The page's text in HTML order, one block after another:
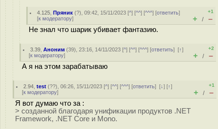
4.125 ,Пряник (?), 09:42, 15/11/2023 [^] [^^] [^^^] [ответить]
[к модератору]
+1
+ / –
Не знал что шарик убивает фантазию.
3.39 ,Аноним (39), 23:16, 14/11/2023 [^] [^^] [^^^] [ответить][↑]
[к модератору]
+2
+ / –
А я на этом зарабатываю
2.94 ,test (??), 06:26, 15/11/2023 [^] [^^] [^^^] [ответить][↓] [↑]
[к модератору]
+1
+ / –
Я вот думаю что за :
> созданной благодаря унификации продуктов .NET
Framework, .NET Core и Mono.